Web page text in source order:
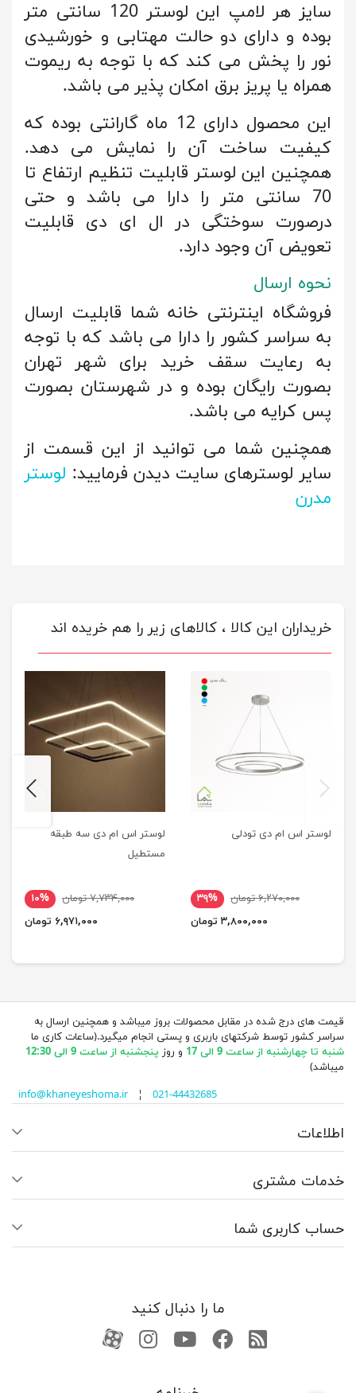
سایز هر لامپ این لوستر 120 سانتی متر
بوده و دارای دو حالت مهتابی و خورشیدی
نور را پخش می کند که با توجه به ریموت
همراه یا پریز برق امکان پذیر می باشد.
این محصول دارای 12 ماه گارانتی بوده که
کیفیت ساخت آن را نمایش می دهد.
همچنین این لوستر قابلیت تنظیم ارتفاع تا
70 سانتی متر را دارا می باشد و حتی
درصورت سوختگی در ال ای دی قابلیت
تعویض آن وجود دارد.
نحوه ارسال
فروشگاه اینترنتی خانه شما قابلیت ارسال
به سراسر کشور را دارا می باشد که با توجه
به رعایت سقف خرید برای شهر تهران
بصورت رایگان بوده و در شهرستان بصورت
پس کرایه می باشد.
همچنین شما می توانید از این قسمت از
سایر لوسترهای سایت دیدن فرمایید: لوستر
مدرن
خریداران این کالا ، کالاهای زیر را هم خریده اند
لوستر اس ام دی تودلی
۶,۲۷۰,۰۰۰ تومان
۳۹%
۳,۸۰۰,۰۰۰ تومان
لوستر اس ام دی سه طبقه
مستطیل
۷,۷۳۴,۰۰۰ تومان
۱۰%
۶,۹۷۱,۰۰۰ تومان
previus
قیمت های درج شده در مقابل محصولات بروز میباشد و همچنین ارسال به
سراسر کشور توسط شرکتهای باربری و پستی انجام میگیرد.(ساعات کاری ما
شنبه تا چهارشنبه از ساعت 9 الی 17
و روز پنجشنبه از ساعت 9 الی 12:30
میباشد)
info@khaneyeshoma.ir¦ 021-44432685
اطلاعات
خدمات مشتری
حساب کاربری شما
ما را دنبال کنید
RSSفیسبوکیوتیوبکانال آپارات
کانال آپارات